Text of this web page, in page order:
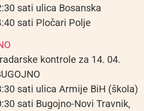
sati ulica Bosanska
sati Pločari Polje
kontrole za 14. 04.
sati ulica Armije BiH (škola)
sati Bugojno-Novi Travnik,